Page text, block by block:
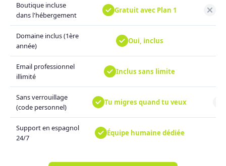
Boutique incluse
dans l'hébergement
Gratuit avec Plan 1
Domaine inclus (1ère
année)
Oui, inclus
Email professionnel
illimité
Inclus sans limite
Sans verrouillage
(code personnel)
Tu migres quand tu veux
Support en espagnol
24/7
Équipe humaine dédiée